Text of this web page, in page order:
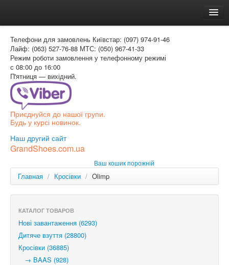
Доставка и оплата
Как заказать
Контакти
Таблиця розмірів
Вхід для покупця
РОС
Телефони для замовлень Київстар: (097) 974-91-46
Лайф: (063) 527-76-88 МТС: (050) 967-41-33
Режим роботи замовлення у телефонному режимі
с 08:00 до 16:00
П'ятниця — вихідний.
Приєднуйся до нашої групи.
Будь у курсі новинок.
Наш другий сайт
GrandShoes.com.ua
Ваш кошик порожній
Главная / Кросівки / Olimp
КАТАЛОГ ТОВАРОВ
Нові завантаження (6293)
Дитяче взуття (28800)
Кросівки (36885)
→ BAAS (928)